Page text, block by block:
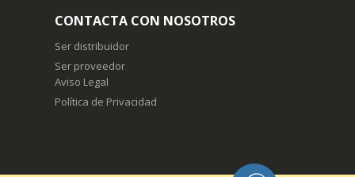
CONTACTA CON NOSOTROS
Ser distribuidor
Ser proveedor
Aviso Legal
Política de Privacidad